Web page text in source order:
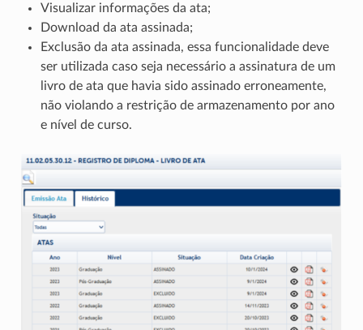
Visualizar informações da ata;
Download da ata assinada;
Exclusão da ata assinada, essa funcionalidade deve
ser utilizada caso seja necessário a assinatura de um
livro de ata que havia sido assinado erroneamente,
não violando a restrição de armazenamento por ano
e nível de curso.